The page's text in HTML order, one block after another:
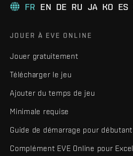
FR EN DE RU JA KO ES
JOUER À EVE ONLINE
Jouer gratuitement
Télécharger le jeu
Ajouter du temps de jeu
Minimale requise
Guide de démarrage pour débutant
Complément EVE Online pour Excel